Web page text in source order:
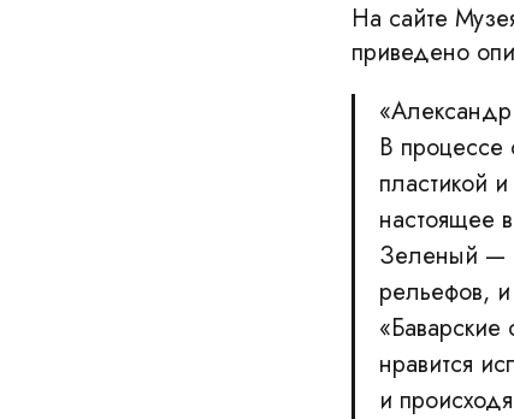
На сайте
приведено
В процессе
пластикой
настоящее
Зеленый —
рельефов,
«Баварские
нравится
и